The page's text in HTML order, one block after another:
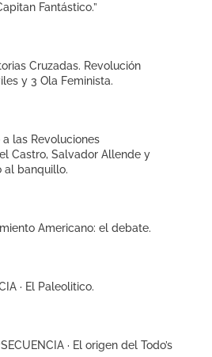
Fantástico.”
Cruzadas. Revolución
y 3 Ola Feminista.
a las Revoluciones
Castro, Salvador Allende y
al banquillo.
Americano: el debate.
· El Paleolitico.
· El origen del Todo’s